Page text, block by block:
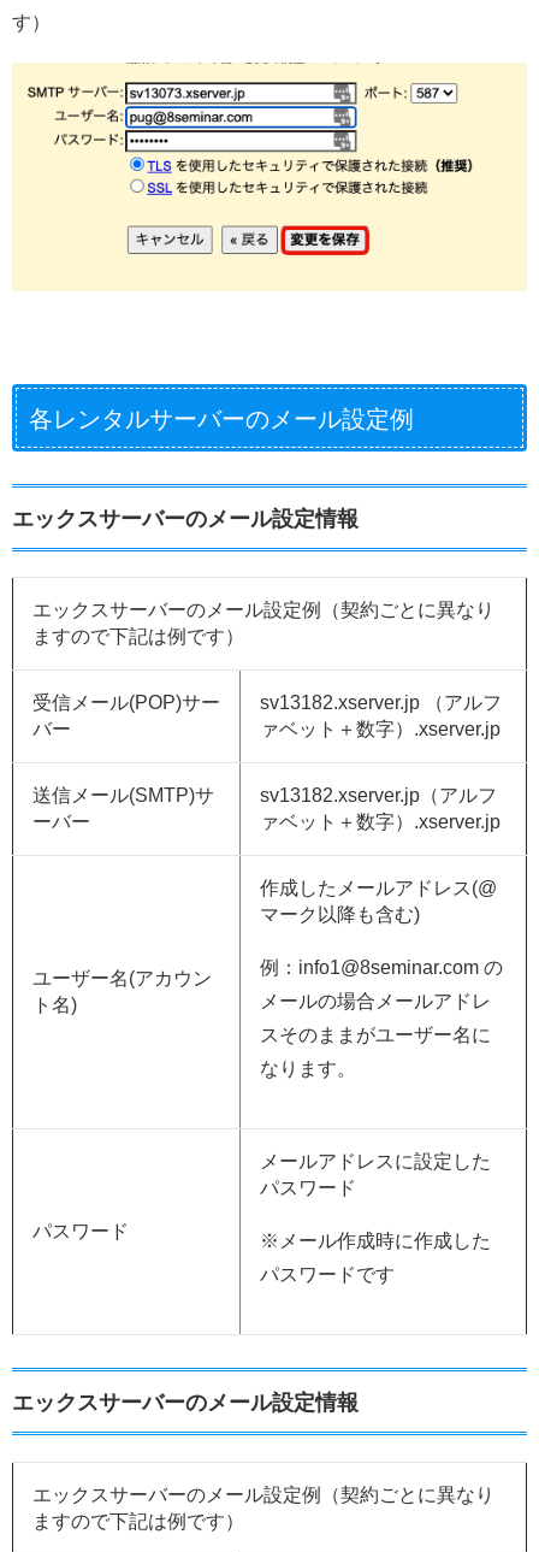
す）
各レンタルサーバーのメール設定例
エックスサーバーのメール設定情報
エックスサーバーのメール設定例（契約ごとに異なり
ますので下記は例です）
受信メール(POP)サー
バー
sv13182.xserver.jp （アルフ
ァベット＋数字）.xserver.jp
送信メール(SMTP)サ
ーバー
sv13182.xserver.jp（アルフ
ァベット＋数字）.xserver.jp
ユーザー名(アカウン
ト名)
作成したメールアドレス(@
マーク以降も含む)
例：info1@8seminar.com の
メールの場合メールアドレ
スそのままがユーザー名に
なります。
パスワード
メールアドレスに設定した
パスワード
※メール作成時に作成した
パスワードです
エックスサーバーのメール設定情報
エックスサーバーのメール設定例（契約ごとに異なり
ますので下記は例です）